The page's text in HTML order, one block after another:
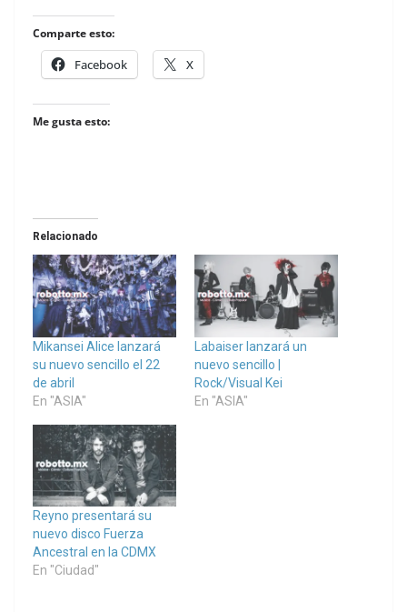
Comparte esto:
Facebook X
Me gusta esto:
Relacionado
Mikansei Alice lanzará
su nuevo sencillo el 22
de abril
En "ASIA"
Labaiser lanzará un
nuevo sencillo |
Rock/Visual Kei
En "ASIA"
Reyno presentará su
nuevo disco Fuerza
Ancestral en la CDMX
En "Ciudad"